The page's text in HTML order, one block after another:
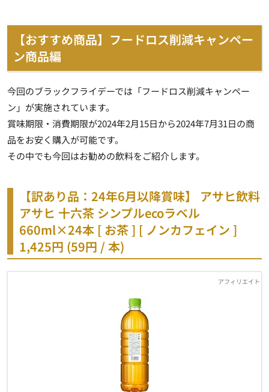
【おすすめ商品】フードロス削減キャンペー
ン商品編
今回のブラックフライデーでは「フードロス削減キャンペー
ン」が実施されています。
賞味期限・消費期限が2024年2月15日から2024年7月31日の商
品をお安く購入が可能です。
その中でも今回はお勧めの飲料をご紹介します。
【訳あり品：24年6月以降賞味】 アサヒ飲料
アサヒ 十六茶 シンプルecoラベル
660ml×24本 [ お茶 ] [ ノンカフェイン ]
1,425円 (59円 / 本)